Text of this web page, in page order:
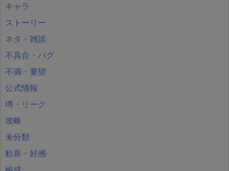
キャラ
ストーリー
ネタ・雑談
不具合・バグ
不満・要望
公式情報
噂・リーク
攻略
未分類
歓喜・好感